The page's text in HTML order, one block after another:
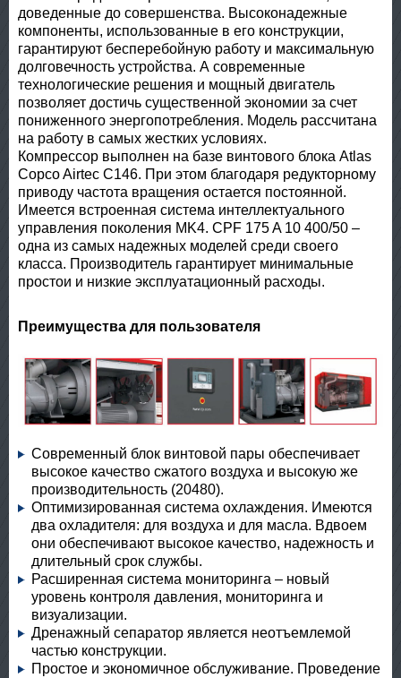
доведенные до совершенства. Высоконадежные
компоненты, использованные в его конструкции,
гарантируют бесперебойную работу и максимальную
долговечность устройства. А современные
технологические решения и мощный двигатель
позволяет достичь существенной экономии за счет
пониженного энергопотребления. Модель рассчитана
на работу в самых жестких условиях.
Компрессор выполнен на базе винтового блока Atlas
Copco Airtec C146. При этом благодаря редукторному
приводу частота вращения остается постоянной.
Имеется встроенная система интеллектуального
управления поколения MK4. CPF 175 A 10 400/50 –
одна из самых надежных моделей среди своего
класса. Производитель гарантирует минимальные
простои и низкие эксплуатационный расходы.
Преимущества для пользователя
Современный блок винтовой пары обеспечивает
высокое качество сжатого воздуха и высокую же
производительность (20480).
Оптимизированная система охлаждения. Имеются
два охладителя: для воздуха и для масла. Вдвоем
они обеспечивают высокое качество, надежность и
длительный срок службы.
Расширенная система мониторинга – новый
уровень контроля давления, мониторинга и
визуализации.
Дренажный сепаратор является неотъемлемой
частью конструкции.
Простое и экономичное обслуживание. Проведение